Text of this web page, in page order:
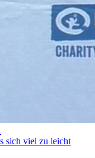
sich viel zu leicht